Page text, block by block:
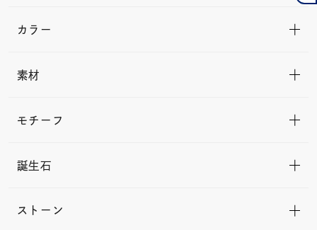
カラー
素材
モチーフ
誕生石
ストーン